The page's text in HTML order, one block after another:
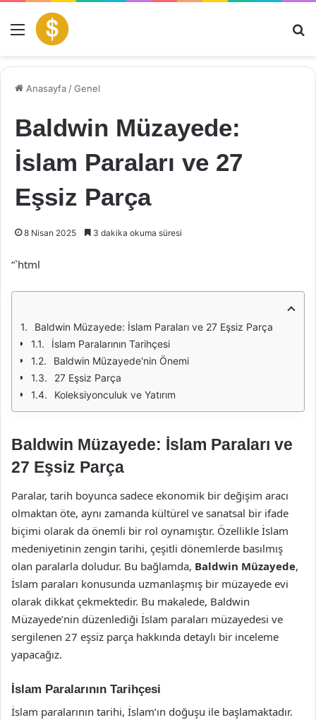
Menü
Anasayfa /Genel
Baldwin Müzayede:
İslam Paraları ve 27
Eşsiz Parça
8 Nisan 2025 3 dakika okuma süresi
“`html
Baldwin Müzayede: İslam Paraları ve 27 Eşsiz Parça
İslam Paralarının Tarihçesi
Baldwin Müzayede'nin Önemi
27 Eşsiz Parça
Koleksiyonculuk ve Yatırım
Baldwin Müzayede: İslam Paraları ve
27 Eşsiz Parça
Paralar, tarih boyunca sadece ekonomik bir değişim aracı
olmaktan öte, aynı zamanda kültürel ve sanatsal bir ifade
biçimi olarak da önemli bir rol oynamıştır. Özellikle İslam
medeniyetinin zengin tarihi, çeşitli dönemlerde basılmış
olan paralarla doludur. Bu bağlamda, Baldwin Müzayede,
İslam paraları konusunda uzmanlaşmış bir müzayede evi
olarak dikkat çekmektedir. Bu makalede, Baldwin
Müzayede’nin düzenlediği İslam paraları müzayedesi ve
sergilenen 27 eşsiz parça hakkında detaylı bir inceleme
yapacağız.
İslam Paralarının Tarihçesi
İslam paralarının tarihi, İslam’ın doğuşu ile başlamaktadır.